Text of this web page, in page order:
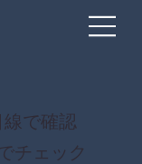
で確認
チェック